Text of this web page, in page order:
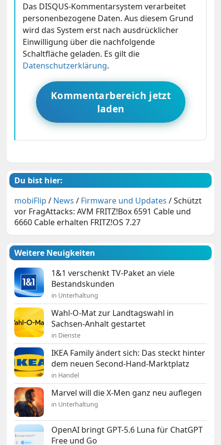
Das DISQUS-Kommentarsystem verarbeitet
personenbezogene Daten. Aus diesem Grund
wird das System erst nach ausdrücklicher
Einwilligung über die nachfolgende
Schaltfläche geladen. Es gilt die
Datenschutzerklärung.
Kommentarbereich jetzt
laden
Du bist hier:
mobiFlip / News / Firmware und Updates /Schützt
vor FragAttacks: AVM FRITZ!Box 6591 Cable und
6660 Cable erhalten FRITZ!OS 7.27
Weitere Neuigkeiten
1&1 verschenkt TV-Paket an viele
Bestandskunden
in Unterhaltung
Wahl-O-Mat zur Landtagswahl in
Sachsen-Anhalt gestartet
in Dienste
IKEA Family ändert sich: Das steckt hinter
dem neuen Second-Hand-Marktplatz
in Handel
Marvel will die X-Men ganz neu auflegen
in Unterhaltung
OpenAI bringt GPT-5.6 Luna für ChatGPT
Free und Go